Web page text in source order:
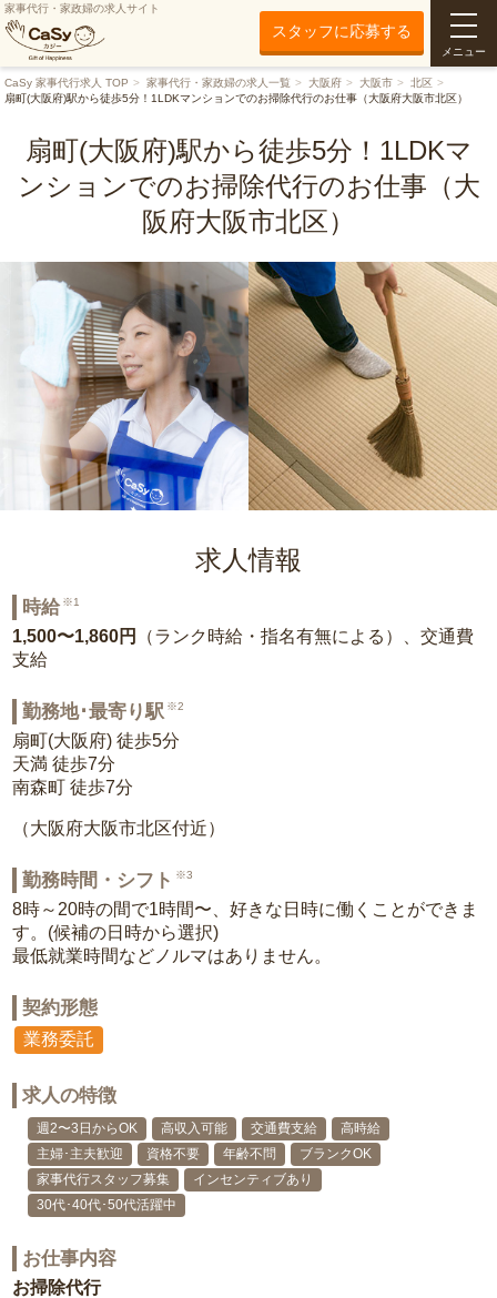
家事代行・家政婦の求人サイト
スタッフに応募する
メニュー
CaSy 家事代行求人 TOP 家事代行・家政婦の求人一覧 大阪府 大阪市
北区
扇町(大阪府)駅から徒歩5分！1LDKマンションでのお掃除代行のお仕事（大阪府大阪市北区）
扇町(大阪府)駅から徒歩5分！1LDKマ
ンションでのお掃除代行のお仕事（大
阪府大阪市北区）
求人情報
時給 ※1
1,500〜1,860円
（ランク時給・指名有無による）、交通費
支給
勤務地･最寄り駅 ※2
扇町(大阪府) 徒歩5分
天満 徒歩7分
南森町 徒歩7分
（大阪府大阪市北区付近）
勤務時間・シフト ※3
8時～20時の間で1時間〜、好きな日時に働くことができま
す。(候補の日時から選択)
最低就業時間などノルマはありません。
契約形態
業務委託
求人の特徴
週2〜3日からOK 高収入可能 交通費支給
高時給
主婦･主夫歓迎
資格不要 年齢不問
ブランクOK
家事代行スタッフ募集
インセンティブあり
30代･40代･50代活躍中
お仕事内容
お掃除代行